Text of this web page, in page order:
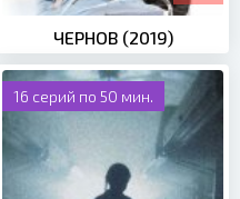
ЧЕРНОВ (2019)
16 серий по 50 мин.